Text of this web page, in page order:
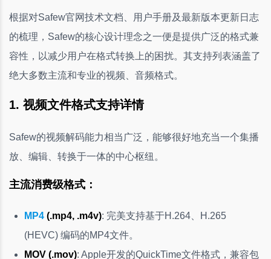
根据对Safew官网技术文档、用户手册及最新版本更新日志
的梳理，Safew的核心设计理念之一便是提供广泛的格式兼
容性，以减少用户在格式转换上的困扰。其支持列表涵盖了
绝大多数主流和专业的视频、音频格式。
1. 视频文件格式支持详情
Safew的视频解码能力相当广泛，能够很好地充当一个集播
放、编辑、转换于一体的中心枢纽。
主流消费级格式：
MP4 (.mp4, .m4v): 完美支持基于H.264、H.265
(HEVC) 编码的MP4文件。
MOV (.mov): Apple开发的QuickTime文件格式，兼容包